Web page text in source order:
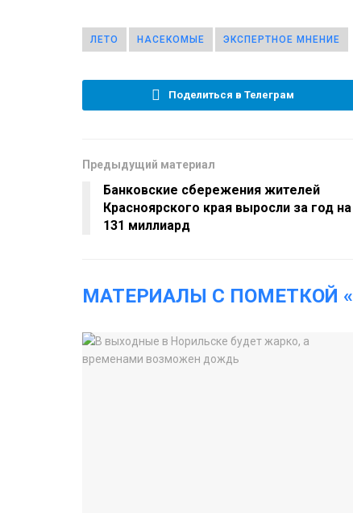
ЛЕТО НАСЕКОМЫЕ ЭКСПЕРТНОЕ МНЕНИЕ
Поделиться в Телеграм
Предыдущий материал
Банковские сбережения жителей
Красноярского края выросли за год на
131 миллиард
МАТЕРИАЛЫ С ПОМЕТКОЙ